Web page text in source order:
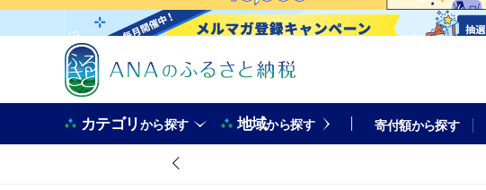
カテゴリから探す 地域から探す 寄付額から探す